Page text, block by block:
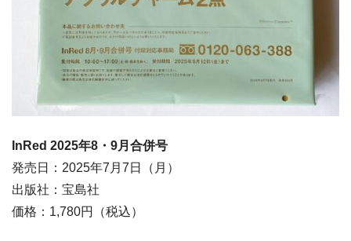
InRed 2025年8・9月合併号
発売日：2025年7月7日（月）
出版社：宝島社
価格：1,780円（税込）